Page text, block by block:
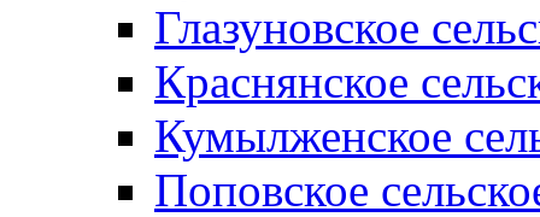
Глазуновское
Краснянское
Кумылженское
Поповское